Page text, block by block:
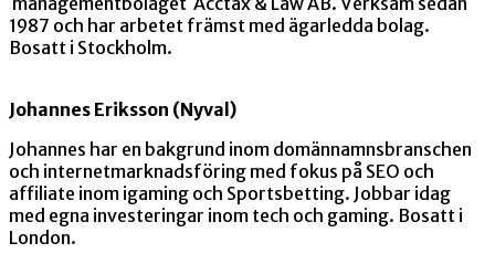
1987 och har arbetet främst med ägarledda bolag.
Bosatt i Stockholm.
Johannes Eriksson (Nyval)
Johannes har en bakgrund inom domännamnsbranschen
och internetmarknadsföring med fokus på SEO och
affiliate inom igaming och Sportsbetting. Jobbar idag
med egna investeringar inom tech och gaming. Bosatt i
London.